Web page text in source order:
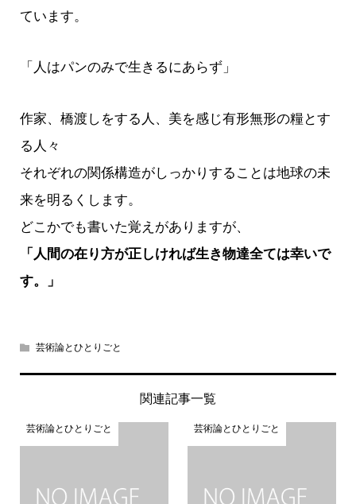
ています。
「人はパンのみで生きるにあらず」
作家、橋渡しをする人、美を感じ有形無形の糧とす
る人々
それぞれの関係構造がしっかりすることは地球の未
来を明るくします。
どこかでも書いた覚えがありますが、
「人間の在り方が正しければ生き物達全ては幸いで
す。」
芸術論とひとりごと
関連記事一覧
芸術論とひとりごと 芸術論とひとりごと